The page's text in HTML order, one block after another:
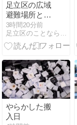
足立区の広域
避難場所と避
難所はどう違
う？水害・地
震別の選び方
3時間20分前
足立区のことなら『あだちリンク』
やらかした搬
入日